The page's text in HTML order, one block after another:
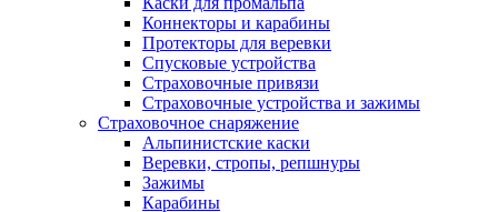
Коннекторы и карабины
Протекторы для веревки
Спусковые устройства
Страховочные привязи
Страховочные устройства и зажимы
Страховочное снаряжение
Альпинистские каски
Веревки, стропы, репшнуры
Зажимы
Карабины